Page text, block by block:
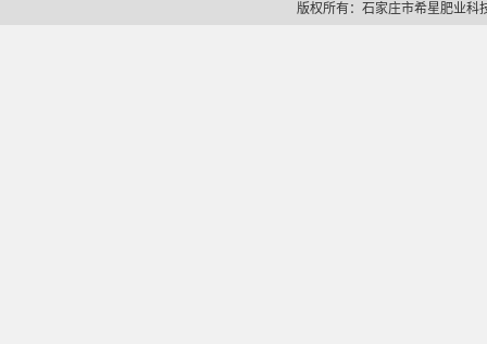
版权所有：石家庄市希星肥业科